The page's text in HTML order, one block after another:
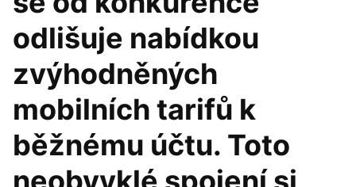
odlišuje nabídkou
zvýhodněných
mobilních tarifů k
běžnému účtu. Toto